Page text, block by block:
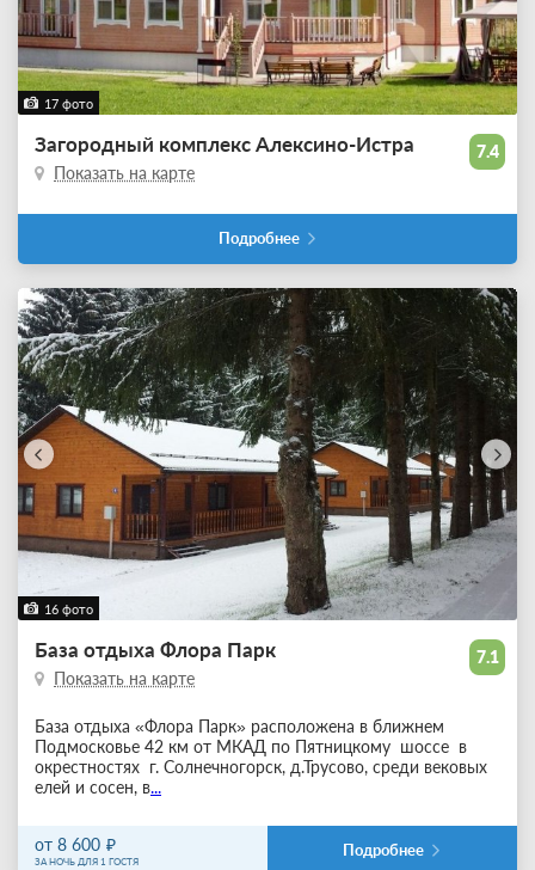
17 фото
7.4
Загородный комплекс Алексино-Истра
Показать на карте
Подробнее
16 фото
7.1
База отдыха Флора Парк
Показать на карте
База отдыха «Флора Парк» расположена в ближнем
Подмосковье 42 км от МКАД по Пятницкому шоссе в
окрестностях г. Солнечногорск, д.Трусово, среди вековых
елей и сосен, в...
от 8 600
ЗА НОЧЬ ДЛЯ 1 ГОСТЯ
Подробнее